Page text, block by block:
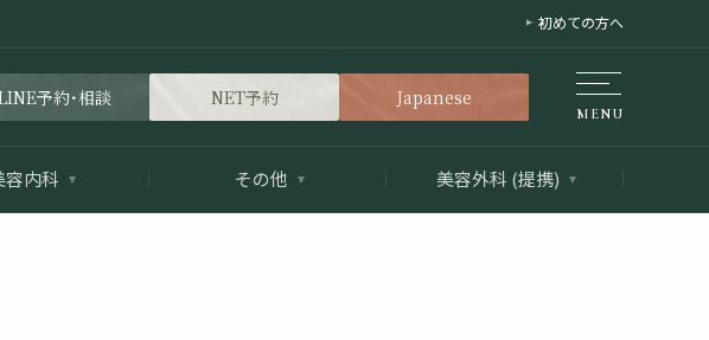
初めての方へ
予約・相談 NET予約 Japanese
容内科 その他 美容外科 (提携)